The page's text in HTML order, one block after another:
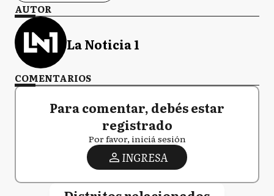
AUTOR
La Noticia 1
COMENTARIOS
Para comentar, debés estar
registrado
Por favor, iniciá sesión
INGRESA